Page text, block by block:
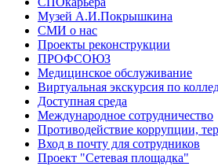
Музей А.И.Покрышкина
СМИ о нас
Проекты реконструкции
ПРОФСОЮЗ
Медицинское обслуживание
Виртуальная экскурсия по
Доступная среда
Международное сотрудничество
Противодействие коррупции,
Вход в почту для сотрудников
Проект "Сетевая площадка"